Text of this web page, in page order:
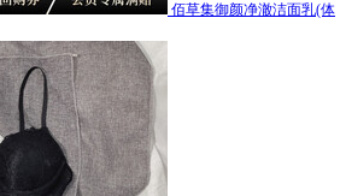
佰草集御颜净澈洁面乳(体